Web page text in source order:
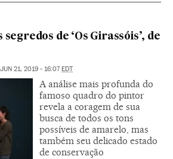
de ‘Os Girassóis’, de
JUN 21, 2019 - 16:07 EDT
A análise mais profunda do
famoso quadro do pintor
revela a coragem de sua
busca de todos os tons
possíveis de amarelo, mas
também seu delicado estado
de conservação